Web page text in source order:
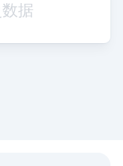
据